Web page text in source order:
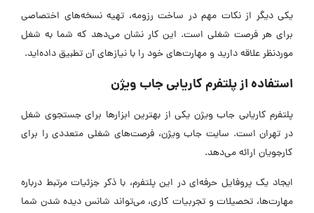
یکی دیگر از نکات مهم در ساخت رزومه، تهیه نسخه‌های اختصاصی
برای هر فرصت شغلی است. این کار نشان می‌دهد که شما به شغل
موردنظر علاقه دارید و مهارت‌های خود را با نیازهای آن تطبیق داده‌اید.
استفاده از پلتفرم‌ کاریابی جاب ویژن
پلتفرم‌ کاریابی جاب ویژن یکی از بهترین ابزارها برای جستجوی شغل
در تهران است. سایت‌ جاب ویژن، فرصت‌های شغلی متعددی را برای
کارجویان ارائه می‌دهد.
ایجاد یک پروفایل حرفه‌ای در این پلتفرم‌، با ذکر جزئیات مرتبط درباره
مهارت‌ها، تحصیلات و تجربیات کاری، می‌تواند شانس دیده شدن شما